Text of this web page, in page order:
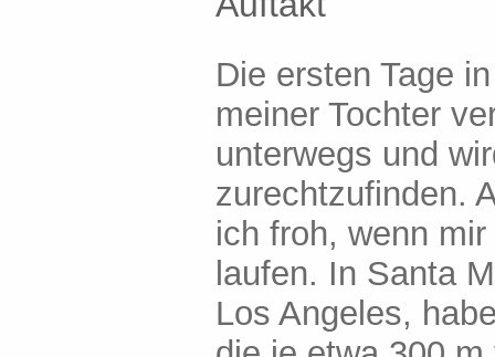
Die ersten Tage
meiner Tochter
unterwegs und
zurechtzufinden.
ich froh, wenn
laufen. In Santa
Los Angeles,